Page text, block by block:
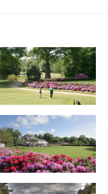
und einen
sonnigen Jahreszeit
Beliebtheit.
abwechslungsreiche,
Atmosphäre
und Gästen
herzlich willkommen.